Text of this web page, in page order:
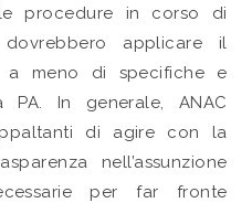
procedure in corso di
applicare il
a meno di specifiche e
PA. In generale, ANAC
di agire con la
nell’assunzione
per far fronte